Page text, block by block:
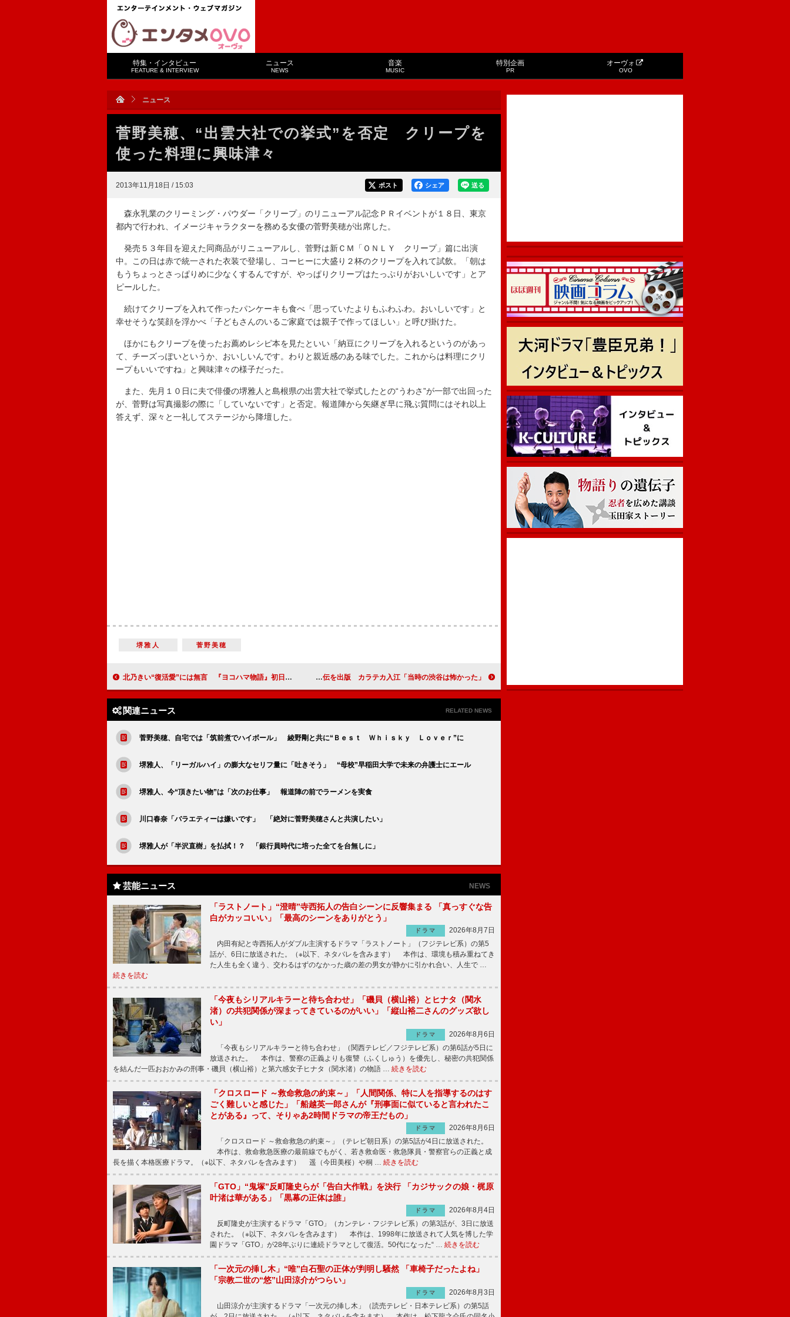
特集・インタビュー
FEATURE & INTERVIEW
ニュース
NEWS
音楽
MUSIC
特別企画
PR
オーヴォ
OVO
ニュース
菅野美穂、“出雲大社での挙式”を否定 クリープを
使った料理に興味津々
2013年11月18日 / 15:03 送る
シェア
ポスト
森永乳業のクリーミング・パウダー「クリープ」のリニューアル記念ＰＲイベントが１８日、東京
都内で行われ、イメージキャラクターを務める女優の菅野美穂が出席した。
発売５３年目を迎えた同商品がリニューアルし、菅野は新ＣＭ「ＯＮＬＹ クリープ」篇に出演
中。この日は赤で統一された衣装で登場し、コーヒーに大盛り２杯のクリープを入れて試飲。「朝は
もうちょっとさっぱりめに少なくするんですが、やっぱりクリープはたっぷりがおいしいです」とア
ピールした。
続けてクリープを入れて作ったパンケーキも食べ「思っていたよりもふわふわ。おいしいです」と
幸せそうな笑顔を浮かべ「子どもさんのいるご家庭では親子で作ってほしい」と呼び掛けた。
ほかにもクリープを使ったお薦めレシピ本を見たといい「納豆にクリープを入れるというのがあっ
て、チーズっぽいというか、おいしいんです。わりと親近感のある味でした。これからは料理にクリ
ープもいいですね」と興味津々の様子だった。
また、先月１０日に夫で俳優の堺雅人と島根県の出雲大社で挙式したとの“うわさ”が一部で出回った
が、菅野は写真撮影の際に「していないです」と否定。報道陣から矢継ぎ早に飛ぶ質問にはそれ以上
答えず、深々と一礼してステージから降壇した。
堺雅人 菅野美穂
北乃きい“復活愛”には無言 『ヨコハマ物語』初日舞台あいさつ ギャル男のカリスマ・ピロムが自伝を出版 カラテカ入江「当時の渋谷は怖かった」
関連ニュース RELATED NEWS
菅野美穂、自宅では「筑前煮でハイボール」 綾野剛と共に“Ｂｅｓｔ Ｗｈｉｓｋｙ Ｌｏｖｅｒ”に
堺雅人、「リーガルハイ」の膨大なセリフ量に「吐きそう」 “母校”早稲田大学で未来の弁護士にエール
堺雅人、今“頂きたい物”は「次のお仕事」 報道陣の前でラーメンを実食
川口春奈「バラエティーは嫌いです」 「絶対に菅野美穂さんと共演したい」
堺雅人が「半沢直樹」を払拭！？ 「銀行員時代に培った全てを台無しに」
芸能ニュース NEWS
「ラストノート」“澄晴”寺西拓人の告白シーンに反響集まる 「真っすぐな告
白がカッコいい」「最高のシーンをありがとう」
ドラマ
2026年8月7日
内田有紀と寺西拓人がダブル主演するドラマ「ラストノート」（フジテレビ系）の第5
話が、6日に放送された。（※以下、ネタバレを含みます） 本作は、環境も積み重ねてき
た人生も全く違う、交わるはずのなかった歳の差の男女が静かに引かれ合い、人生で …
続きを読む
「今夜もシリアルキラーと待ち合わせ」「磯貝（横山裕）とヒナタ（関水
渚）の共犯関係が深まってきているのがいい」「縦山裕二さんのグッズ欲し
い」
ドラマ
2026年8月6日
「今夜もシリアルキラーと待ち合わせ」（関西テレビ／フジテレビ系）の第6話が5日に
放送された。 本作は、警察の正義よりも復讐（ふくしゅう）を優先し、秘密の共犯関係
を結んだ一匹おおかみの刑事・磯貝（横山裕）と第六感女子ヒナタ（関水渚）の物語 … 続きを読む
「クロスロード ～救命救急の約束～」「人間関係、特に人を指導するのはす
ごく難しいと感じた」「船越英一郎さんが『刑事面に似ていると言われたこ
とがある』って、そりゃあ2時間ドラマの帝王だもの」
ドラマ
2026年8月6日
「クロスロード ～救命救急の約束～」（テレビ朝日系）の第5話が4日に放送された。
本作は、救命救急医療の最前線でもがく、若き救命医・救急隊員・警察官らの正義と成
長を描く本格医療ドラマ。（※以下、ネタバレを含みます） 遥（今田美桜）や桐 … 続きを読む
「GTO」“鬼塚”反町隆史らが「告白大作戦」を決行 「カジサックの娘・梶原
叶渚は華がある」「黒幕の正体は誰」
ドラマ
2026年8月4日
反町隆史が主演するドラマ「GTO」（カンテレ・フジテレビ系）の第3話が、3日に放送
された。（※以下、ネタバレを含みます） 本作は、1998年に放送されて人気を博した学
園ドラマ「GTO」が28年ぶりに連続ドラマとして復活。50代になった“ … 続きを読む
「一次元の挿し木」“唯”白石聖の正体が判明し騒然 「車椅子だったよね」
「宗教二世の“悠”山田涼介がつらい」
ドラマ
2026年8月3日
山田涼介が主演するドラマ「一次元の挿し木」（読売テレビ・日本テレビ系）の第5話